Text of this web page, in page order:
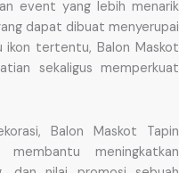
event yang lebih menarik
dapat dibuat menyerupai
ikon tertentu, Balon Maskot
sekaligus memperkuat
Balon Maskot Tapin
meningkatkan